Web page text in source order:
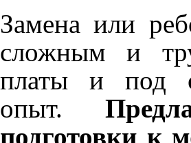
Замена или
сложным и
платы и под
опыт.
подготовки к